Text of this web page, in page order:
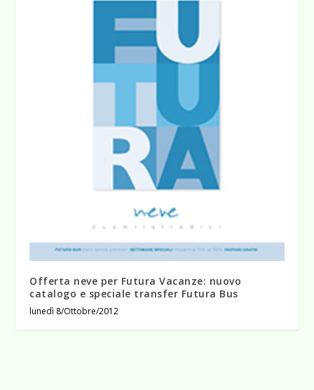
Offerta neve per Futura Vacanze: nuovo
catalogo e speciale transfer Futura Bus
lunedì 8/Ottobre/2012